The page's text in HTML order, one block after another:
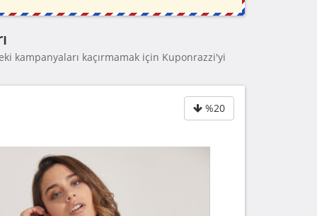
kampanyaları kaçırmamak için Kuponrazzi'yi
%20